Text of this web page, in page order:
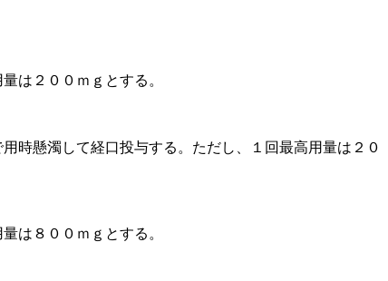
は２００ｍｇとする。
時懸濁して経口投与する。ただし、１回最高用量は２０
は８００ｍｇとする。